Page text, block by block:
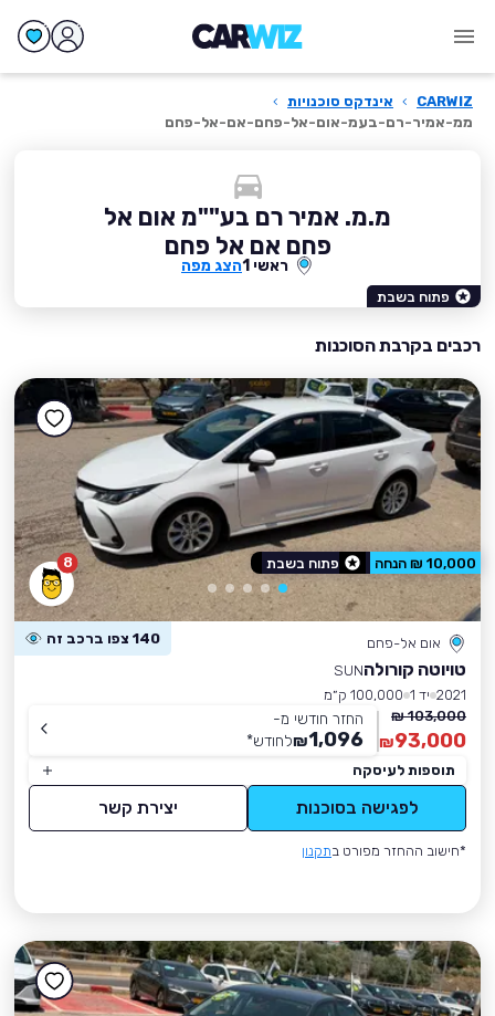
CARWIZ
› אינדקס סוכנויות ›
ממ-אמיר-רם-בעמ-אום-אל-פחם-אם-אל-פחם
מ.מ. אמיר רם בע""מ אום אל
פחם אם אל פחם
ראשי 1 הצג מפה
פתוח בשבת
רכבים בקרבת הסוכנות
8
אום אל-פחם 140 צפו ברכב זה
טויוטה קורולהSUN
2021 יד 1
100,000 ק״מ
103,000 ₪
93,000
₪
החזר חודשי מ-
1,096
₪לחודש*
תוספות לעיסקה
לפגישה בסוכנות יצירת קשר
*חישוב ההחזר מפורט בתקנון
10,000 ₪ הנחה פתוח בשבת